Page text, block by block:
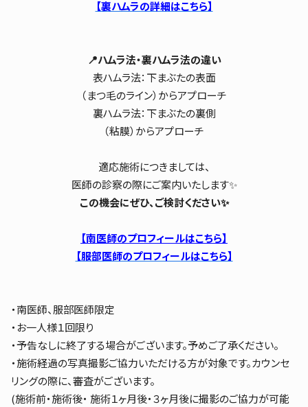
【裏ハムラの詳細はこちら】
📍ハムラ法・裏ハムラ法の違い
表ハムラ法：下まぶたの表面
（まつ毛のライン）からアプローチ
裏ハムラ法：下まぶたの裏側
（粘膜）からアプローチ
適応施術につきましては、
医師の診察の際にご案内いたします✨
この機会にぜひ、ご検討ください✨
【南医師のプロフィールはこちら】
【服部医師のプロフィールはこちら】
・南医師、服部医師限定
・お一人様１回限り
・予告なしに終了する場合がございます。予めご了承ください。
・施術経過の写真撮影ご協力いただける方が対象です。カウンセ
リングの際に、審査がございます。
(施術前・施術後・ 施術１ヶ月後・３ヶ月後に撮影のご協力が可能